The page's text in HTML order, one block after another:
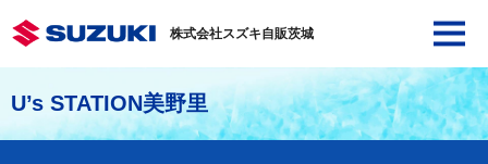
株式会社スズキ自販茨城
U’s STATION美野里